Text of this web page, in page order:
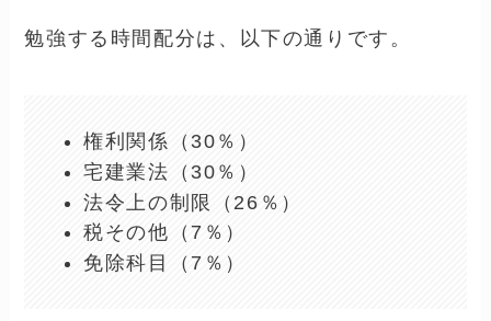
勉強する時間配分は、以下の通りです。
権利関係（30％）
宅建業法（30％）
法令上の制限（26％）
税その他（7％）
免除科目（7％）